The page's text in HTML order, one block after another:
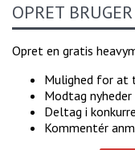
OPRET BRUGER
Opret en gratis
Mulighed for at
Modtag
Deltag i
Kommentér